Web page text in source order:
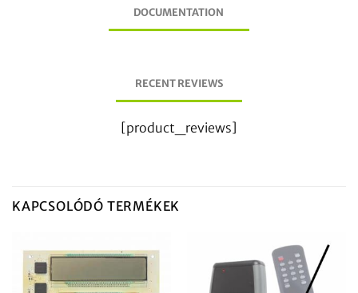
DOCUMENTATION
RECENT REVIEWS
[product_reviews]
KAPCSOLÓDÓ TERMÉKEK